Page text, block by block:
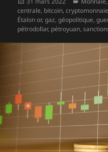
le
centrale, bitcoin,
Étalon or,gaz,géopolitique,
pétrodollar, pétroyuan,